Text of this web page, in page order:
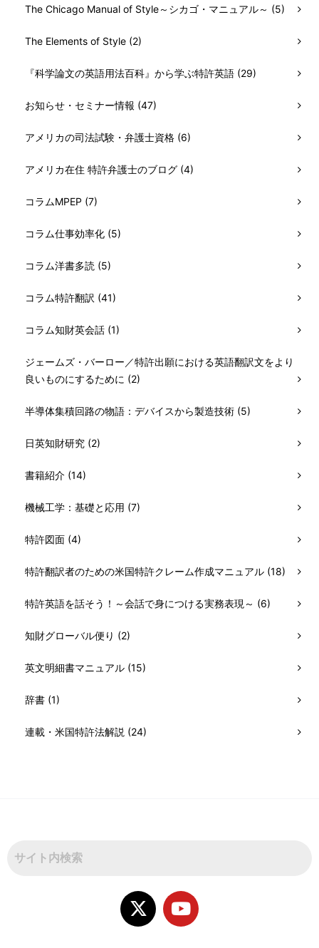
The Chicago Manual of Style～シカゴ・マニュアル～ (5)
The Elements of Style (2)
『科学論文の英語用法百科』から学ぶ特許英語 (29)
お知らせ・セミナー情報 (47)
アメリカの司法試験・弁護士資格 (6)
アメリカ在住 特許弁護士のブログ (4)
コラムMPEP (7)
コラム仕事効率化 (5)
コラム洋書多読 (5)
コラム特許翻訳 (41)
コラム知財英会話 (1)
ジェームズ・バーロー／特許出願における英語翻訳文をより
良いものにするために (2)
半導体集積回路の物語：デバイスから製造技術 (5)
日英知財研究 (2)
書籍紹介 (14)
機械工学：基礎と応用 (7)
特許図面 (4)
特許翻訳者のための米国特許クレーム作成マニュアル (18)
特許英語を話そう！～会話で身につける実務表現～ (6)
知財グローバル便り (2)
英文明細書マニュアル (15)
辞書 (1)
連載・米国特許法解説 (24)